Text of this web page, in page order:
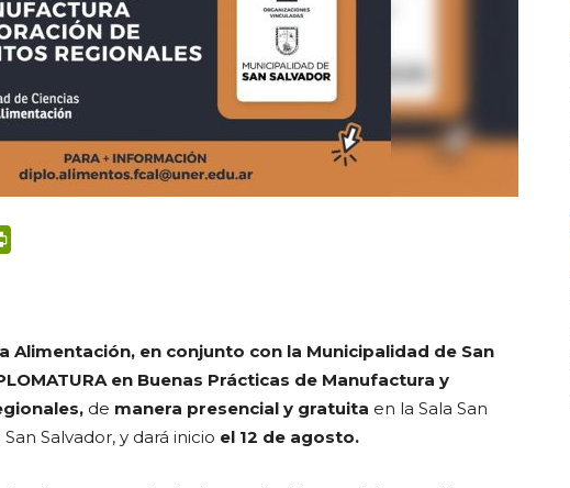
Alimentación, en conjunto con la Municipalidad de San
en Buenas Prácticas de Manufactura y
de manera presencial y gratuita en la Sala San
Salvador, y dará inicio el 12 de agosto.